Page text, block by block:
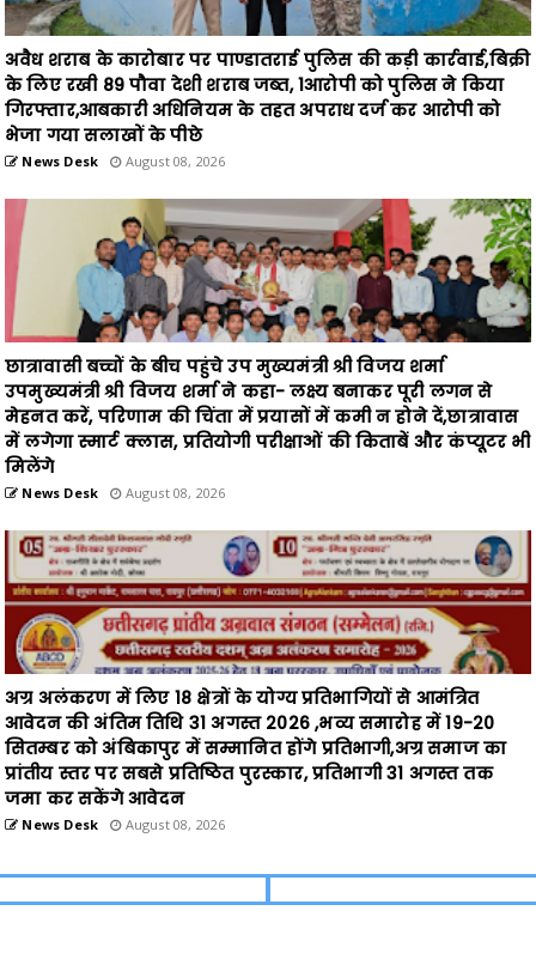
अवैध शराब के कारोबार पर पाण्डातराई पुलिस की कड़ी कार्रवाई,बिक्री
के लिए रखी 89 पौवा देशी शराब जब्त, 1आरोपी को पुलिस ने किया
गिरफ्तार,आबकारी अधिनियम के तहत अपराध दर्ज कर आरोपी को
भेजा गया सलाखों के पीछे
News Desk August 08, 2026
छात्रावासी बच्चों के बीच पहुंचे उप मुख्यमंत्री श्री विजय शर्मा
उपमुख्यमंत्री श्री विजय शर्मा ने कहा- लक्ष्य बनाकर पूरी लगन से
मेहनत करें, परिणाम की चिंता में प्रयासों में कमी न होने दें,छात्रावास
में लगेगा स्मार्ट क्लास, प्रतियोगी परीक्षाओं की किताबें और कंप्यूटर भी
मिलेंगे
News Desk August 08, 2026
अग्र अलंकरण में लिए 18 क्षेत्रों के योग्य प्रतिभागियों से आमंत्रित
आवेदन की अंतिम तिथि 31 अगस्त 2026 ,भव्य समारोह में 19-20
सितम्बर को अंबिकापुर में सम्मानित होंगे प्रतिभागी,अग्र समाज का
प्रांतीय स्तर पर सबसे प्रतिष्ठित पुरस्कार, प्रतिभागी 31 अगस्त तक
जमा कर सकेंगे आवेदन
News Desk August 08, 2026